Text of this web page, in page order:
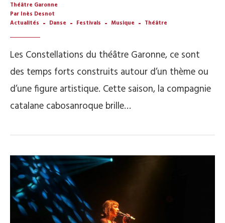
Théâtre Garonne
Par Inès Desnot
Actualités
Danse Festivals Musique Théâtre
Les Constellations du théâtre Garonne, ce sont
des temps forts construits autour d’un thème ou
d’une figure artistique. Cette saison, la compagnie
catalane cabosanroque brille…